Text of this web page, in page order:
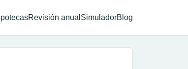
Revisión anual SimuladorBlog